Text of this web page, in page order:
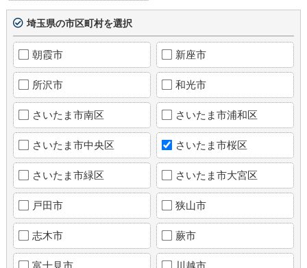
埼玉県の市区町村を選択
朝霞市 新座市
所沢市 和光市
さいたま市南区 さいたま市浦和区
さいたま市中央区 さいたま市桜区
さいたま市緑区 さいたま市大宮区
戸田市 狭山市
志木市 蕨市
富士見市 川越市